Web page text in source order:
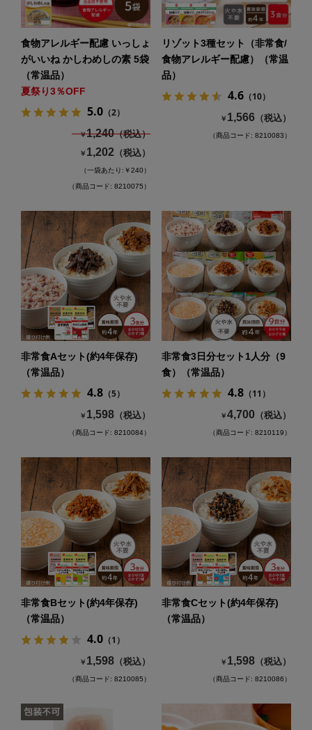
食物アレルギー配慮 いっしょ
がいいね かしわめしの素 5袋
（常温品）
夏祭り3％OFF
5.0（2）
￥1,240（税込）
￥ 1,202 （税込）
（一袋あたり:￥240）
（商品コード: 8210075）
リゾット3種セット（非常食/
食物アレルギー配慮）（常温
品）
4.6（10）
￥ 1,566 （税込）
（商品コード: 8210083）
非常食Aセット(約4年保存)
（常温品）
4.8（5）
￥ 1,598 （税込）
（商品コード: 8210084）
非常食3日分セット1人分（9
食）（常温品）
4.8（11）
￥4,700 （税込）
（商品コード: 8210119）
非常食Bセット(約4年保存)
（常温品）
4.0（1）
￥ 1,598 （税込）
（商品コード: 8210085）
非常食Cセット(約4年保存)
（常温品）
￥ 1,598 （税込）
（商品コード: 8210086）